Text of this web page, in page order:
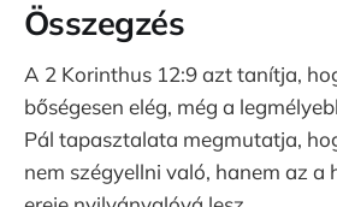
Összegzés
A 2 Korinthus 12:9 azt tanítja,
bőségesen elég, még a
Pál tapasztalata megmutatja,
nem szégyellni való, hanem az a